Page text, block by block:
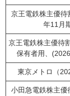
京王電鉄株主優待
年11月
京王電鉄株主優待
保有者用、
東京メトロ（
小田急電鉄株主優